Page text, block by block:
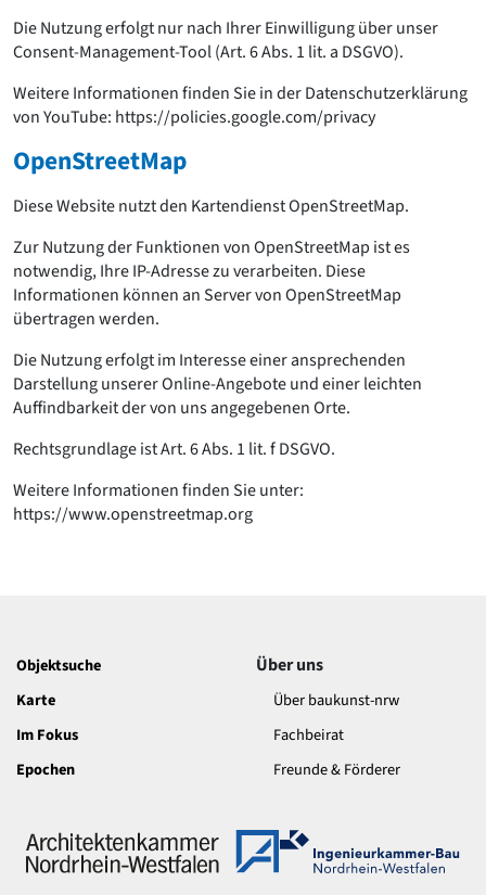
Die Nutzung erfolgt nur nach Ihrer Einwilligung über unser
Consent-Management-Tool (Art. 6 Abs. 1 lit. a DSGVO).
Weitere Informationen finden Sie in der Datenschutzerklärung
von YouTube: https://policies.google.com/privacy
OpenStreetMap
Diese Website nutzt den Kartendienst OpenStreetMap.
Zur Nutzung der Funktionen von OpenStreetMap ist es
notwendig, Ihre IP-Adresse zu verarbeiten. Diese
Informationen können an Server von OpenStreetMap
übertragen werden.
Die Nutzung erfolgt im Interesse einer ansprechenden
Darstellung unserer Online-Angebote und einer leichten
Auffindbarkeit der von uns angegebenen Orte.
Rechtsgrundlage ist Art. 6 Abs. 1 lit. f DSGVO.
Weitere Informationen finden Sie unter:
https://www.openstreetmap.org
Objektsuche
Karte
Im Fokus
Epochen
Über uns
Über baukunst-nrw
Fachbeirat
Freunde & Förderer